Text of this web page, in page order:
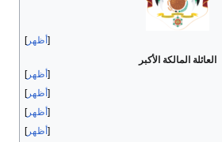
أظهر
العائلة المالكة الأكبر
أظهر
أظهر
أظهر
أظهر